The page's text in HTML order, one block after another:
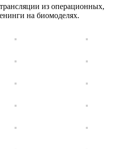
из операционных,
на биомоделях.